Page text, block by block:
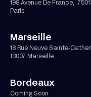
198 Avenue De France,
Paris
Marseille
18 Rue Neuve Sainte-
13007 Marseille
Bordeaux
Coming Soon